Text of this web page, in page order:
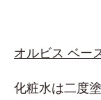
オルビス ベー
化粧水は二度